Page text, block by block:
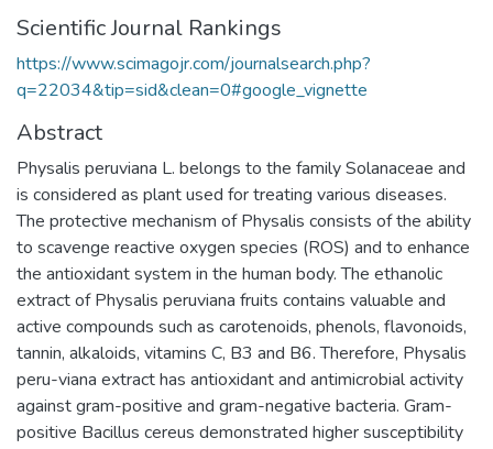
Scientific Journal Rankings
https://www.scimagojr.com/journalsearch.php?
q=22034&tip=sid&clean=0#google_vignette
Abstract
Physalis peruviana L. belongs to the family Solanaceae and
is considered as plant used for treating various diseases.
The protective mechanism of Physalis consists of the ability
to scavenge reactive oxygen species (ROS) and to enhance
the antioxidant system in the human body. The ethanolic
extract of Physalis peruviana fruits contains valuable and
active compounds such as carotenoids, phenols, flavonoids,
tannin, alkaloids, vitamins C, B3 and B6. Therefore, Physalis
peru-viana extract has antioxidant and antimicrobial activity
against gram-positive and gram-negative bacteria. Gram-
positive Bacillus cereus demonstrated higher susceptibility